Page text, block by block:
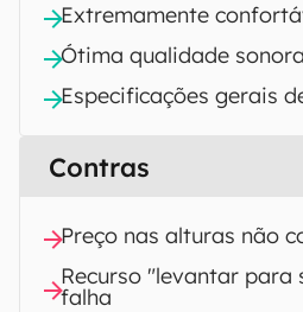
Extremamente
Ótima qualidade sonora
Especificações gerais
Contras
Preço nas alturas não
Recurso "levantar para
falha